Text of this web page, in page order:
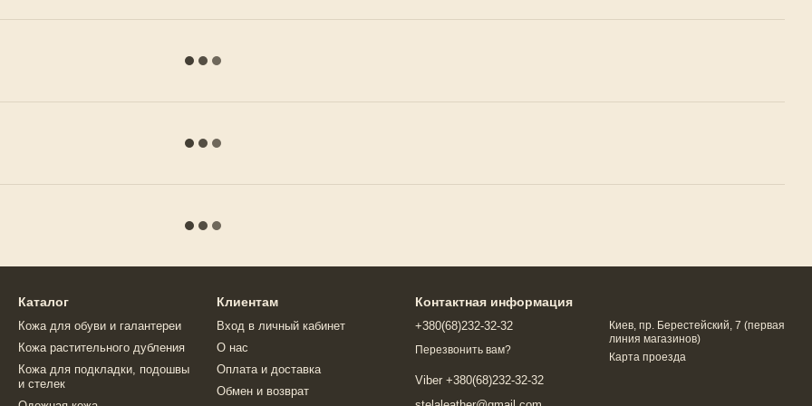
Каталог
Кожа для обуви и галантереи
Кожа растительного дубления
Кожа для подкладки, подошвы
и стелек
Клиентам
Вход в личный кабинет
О нас
Оплата и доставка
Обмен и возврат
Контактная информация
+380(68)232-32-32
Перезвонить вам?
Viber +380(68)232-32-32
Киев, пр. Берестейский, 7 (первая
линия магазинов)
Карта проезда